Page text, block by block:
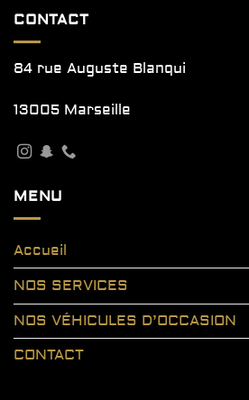
CONTACT
84 rue Auguste Blanqui
13005 Marseille
MENU
Accueil
NOS SERVICES
NOS VÉHICULES D’OCCASION
CONTACT